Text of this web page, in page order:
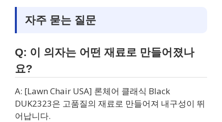
자주 묻는 질문
Q: 이 의자는 어떤 재료로 만들어졌나
요?
A: [Lawn Chair USA] 론체어 클래식 Black
DUK2323은 고품질의 재료로 만들어져 내구성이 뛰
어납니다.